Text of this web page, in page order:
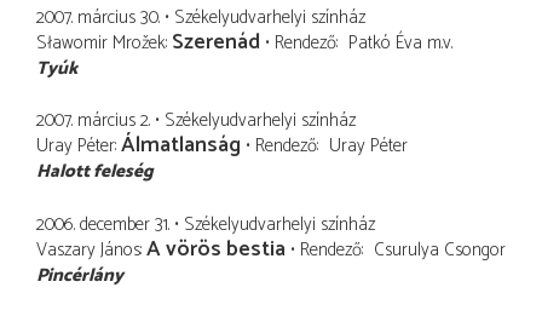
2007. március 30. Székelyudvarhelyi színház
Sławomir Mrožek Szerenád Rendező Patkó Éva m.v.
Tyúk
2007. március 2. Székelyudvarhelyi színház
Uray Péter Álmatlanság Rendező Uray Péter
Halott feleség
2006. december 31. Székelyudvarhelyi színház
Vaszary János A vörös bestia Rendező Csurulya Csongor
Pincérlány